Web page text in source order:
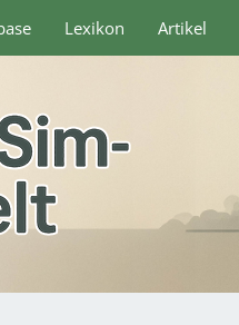
Lexikon Artikel